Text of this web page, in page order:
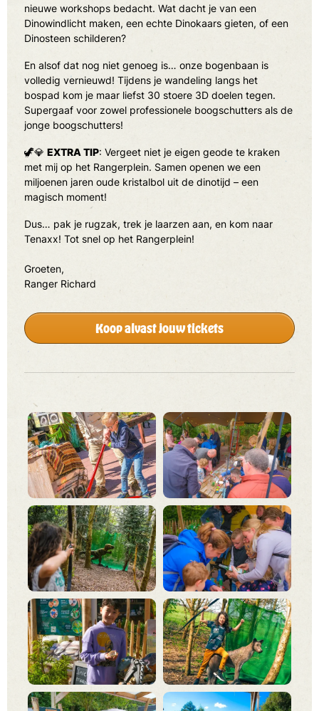
nieuwe workshops bedacht. Wat dacht je van een
Dinowindlicht maken, een echte Dinokaars gieten, of een
Dinosteen schilderen?
En alsof dat nog niet genoeg is… onze bogenbaan is
volledig vernieuwd! Tijdens je wandeling langs het
bospad kom je maar liefst 30 stoere 3D doelen tegen.
Supergaaf voor zowel professionele boogschutters als de
jonge boogschutters!
🦖💎 EXTRA TIP: Vergeet niet je eigen geode te kraken
met mij op het Rangerplein. Samen openen we een
miljoenen jaren oude kristalbol uit de dinotijd – een
magisch moment!
Dus… pak je rugzak, trek je laarzen aan, en kom naar
Tenaxx! Tot snel op het Rangerplein!
Groeten,
Ranger Richard
Koop alvast jouw tickets